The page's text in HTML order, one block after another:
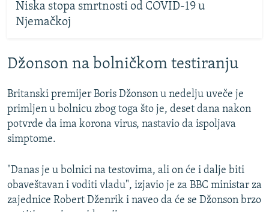
Niska stopa smrtnosti od COVID-19 u
Njemačkoj
Džonson na bolničkom testiranju
Britanski premijer Boris Džonson u nedelju uveče je
primljen u bolnicu zbog toga što je, deset dana nakon
potvrde da ima korona virus, nastavio da ispoljava
simptome.
"Danas je u bolnici na testovima, ali on će i dalje biti
obaveštavan i voditi vladu", izjavio je za BBC ministar za
zajednice Robert Dženrik i naveo da će se Džonson brzo